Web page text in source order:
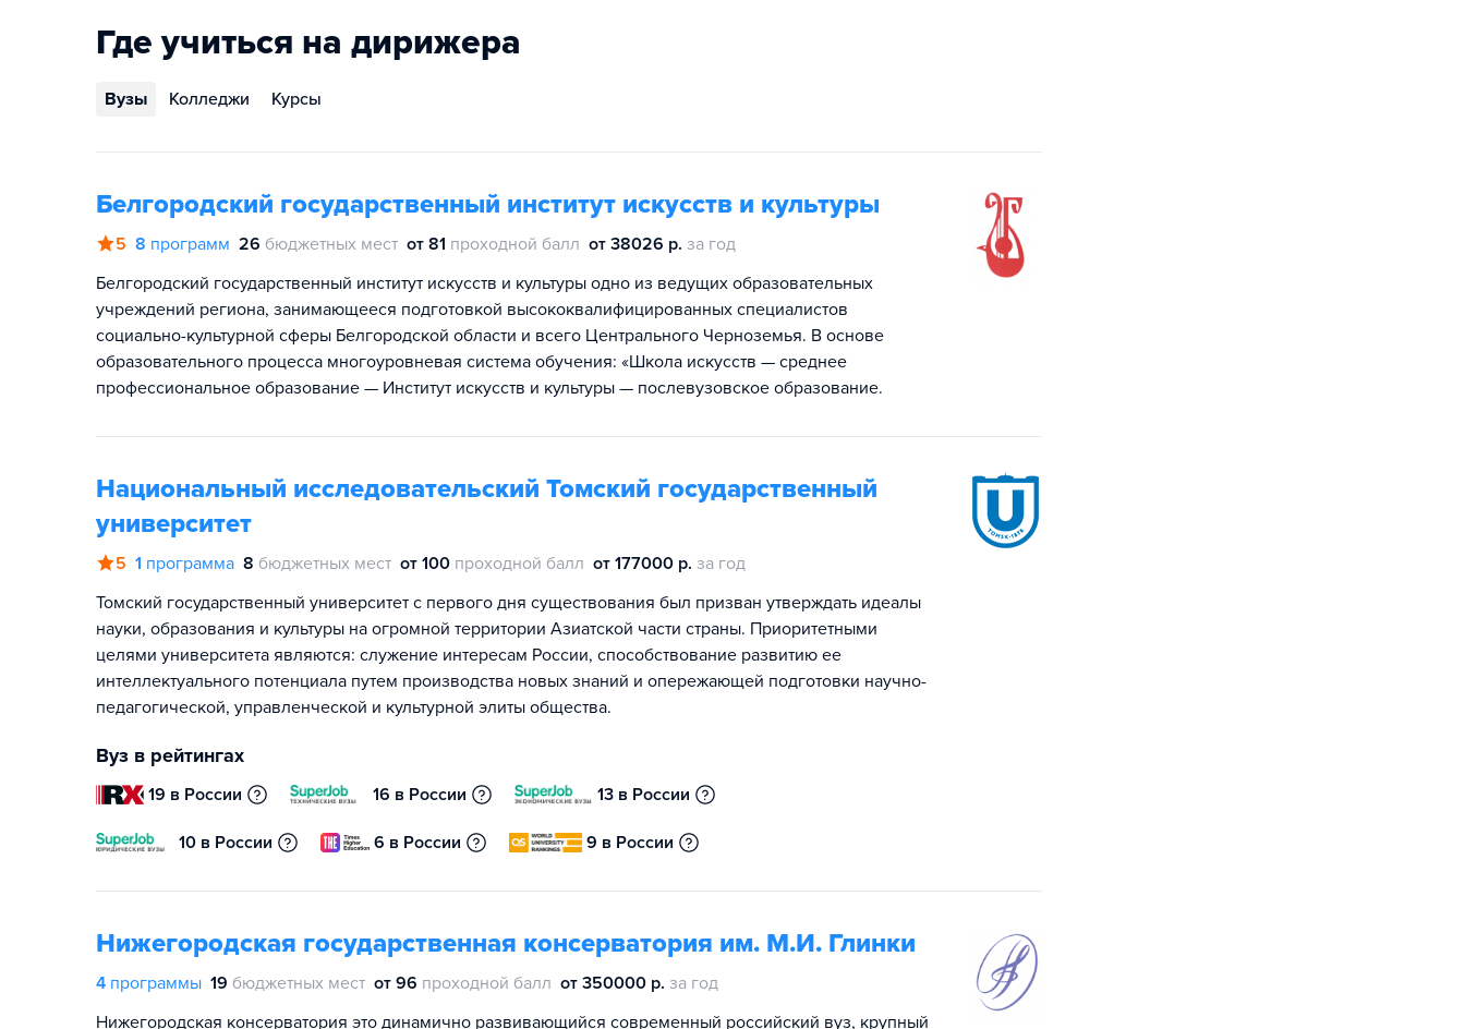
Где учиться на дирижера
Вузы Колледжи Курсы
Белгородский государственный институт искусств и культуры
5 8 программ 26 бюджетных мест от 81 проходной балл от 38026 р. за год
Белгородский государственный институт искусств и культуры одно из ведущих образовательных
учреждений региона, занимающееся подготовкой высококвалифицированных специалистов
социально-культурной сферы Белгородской области и всего Центрального Черноземья. В основе
образовательного процесса многоуровневая система обучения: «Школа искусств — среднее
профессиональное образование — Институт искусств и культуры — послевузовское образование.
Национальный исследовательский Томский государственный
университет
5 1 программа 8 бюджетных мест от 100 проходной балл от 177000 р. за год
Томский государственный университет с первого дня существования был призван утверждать идеалы
науки, образования и культуры на огромной территории Азиатской части страны. Приоритетными
целями университета являются: служение интересам России, способствование развитию ее
интеллектуального потенциала путем производства новых знаний и опережающей подготовки научно-
педагогической, управленческой и культурной элиты общества.
Вуз в рейтингах
19 в России 16 в России 13 в России
10 в России 6 в России 9 в России
Нижегородская государственная консерватория им. М.И. Глинки
4 программы 19 бюджетных мест от 96 проходной балл от 350000 р. за год
Нижегородская консерватория это динамично развивающийся современный российский вуз, крупный